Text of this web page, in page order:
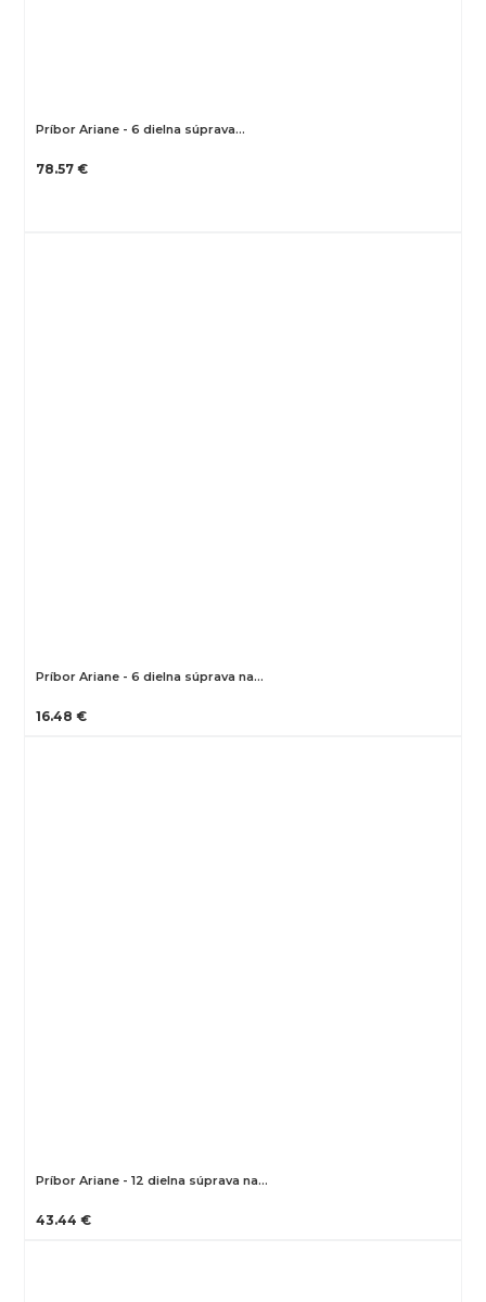
Príbor Ariane - 6 dielna súprava…
78.57 €
Príbor Ariane - 6 dielna súprava na…
16.48 €
Príbor Ariane - 12 dielna súprava na…
43.44 €